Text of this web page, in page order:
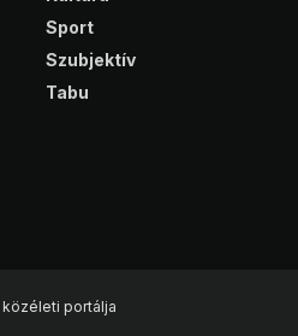
Sport
Szubjektív
Tabu
portálja